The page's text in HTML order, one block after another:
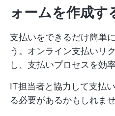
ォームを作成す
支払いをできるだけ簡単
う。オンライン支払いリ
し、支払いプロセスを効
IT担当者と協力して支払
る必要があるかもしれませ